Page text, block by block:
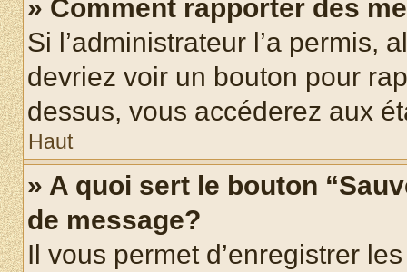
» Comment rapporter des
Si l’administrateur l’a permis,
devriez voir un bouton pour
dessus, vous accéderez aux
Haut
» A quoi sert le bouton
de message?
Il vous permet d’enregistrer